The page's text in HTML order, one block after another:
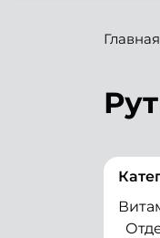
Главная